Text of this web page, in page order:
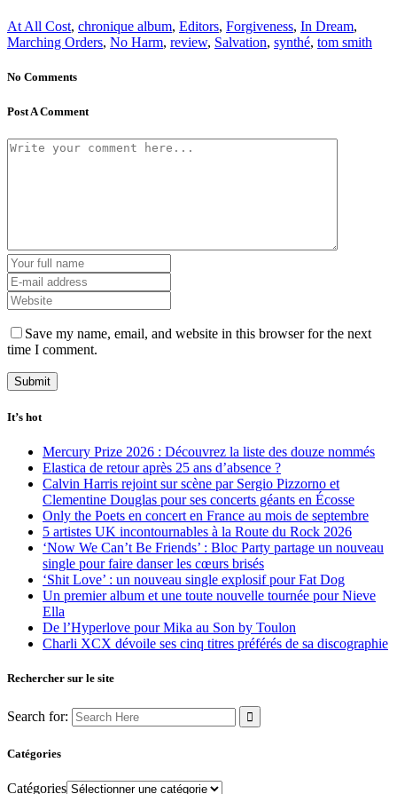
At All Cost, chronique album, Editors, Forgiveness, In Dream,
Marching Orders, No Harm, review, Salvation, synthé, tom smith
No Comments
Post A Comment
Save my name, email, and website in this browser for the next
time I comment.
It’s hot
Mercury Prize 2026 : Découvrez la liste des douze nommés
Elastica de retour après 25 ans d’absence ?
Calvin Harris rejoint sur scène par Sergio Pizzorno et
Clementine Douglas pour ses concerts géants en Écosse
Only the Poets en concert en France au mois de septembre
5 artistes UK incontournables à la Route du Rock 2026
‘Now We Can’t Be Friends’ : Bloc Party partage un nouveau
single pour faire danser les cœurs brisés
‘Shit Love’ : un nouveau single explosif pour Fat Dog
Un premier album et une toute nouvelle tournée pour Nieve
Ella
De l’Hyperlove pour Mika au Son by Toulon
Charli XCX dévoile ses cinq titres préférés de sa discographie
Rechercher sur le site
Search for:
Catégories
Catégories